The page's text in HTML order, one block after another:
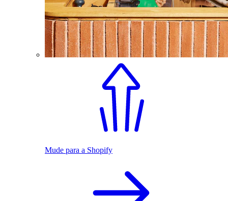
Mude para a Shopify